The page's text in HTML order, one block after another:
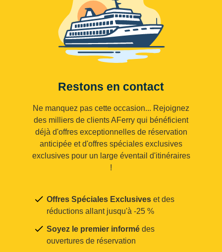
Restons en contact
Ne manquez pas cette occasion... Rejoignez
des milliers de clients AFerry qui bénéficient
déjà d'offres exceptionnelles de réservation
anticipée et d'offres spéciales exclusives
exclusives pour un large éventail d'itinéraires
!
Offres Spéciales Exclusives et des
réductions allant jusqu'à -25 %
Soyez le premier informé des
ouvertures de réservation